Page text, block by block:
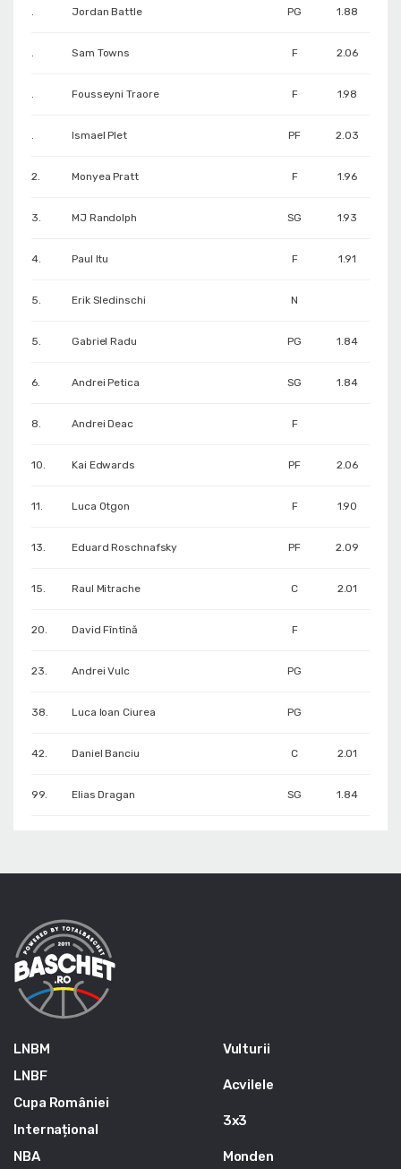
. Jordan Battle PG 1.88
. Sam Towns F 2.06
. Fousseyni Traore F 1.98
. Ismael Plet PF 2.03
2. Monyea Pratt F 1.96
3. MJ Randolph SG 1.93
4. Paul Itu F 1.91
5. Erik Sledinschi N
5. Gabriel Radu PG 1.84
6. Andrei Petica SG 1.84
8. Andrei Deac F
10. Kai Edwards PF 2.06
11. Luca Otgon F 1.90
13. Eduard Roschnafsky PF 2.09
15. Raul Mitrache C 2.01
20. David Fîntînă F
23. Andrei Vulc PG
38. Luca Ioan Ciurea PG
42. Daniel Banciu C 2.01
99. Elias Dragan SG 1.84
LNBM
LNBF
Cupa României
Internațional
NBA
Vulturii
Acvilele
3x3
Monden